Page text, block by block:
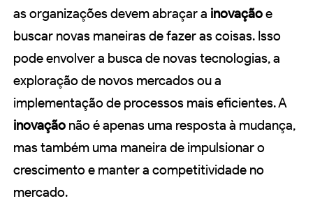
as organizações devem abraçar a inovaçãoe
buscar novas maneiras de fazer as coisas. Isso
pode envolver a busca de novas tecnologias, a
exploração de novos mercados ou a
implementação de processos mais eficientes. A
inovação não é apenas uma resposta à mudança,
mas também uma maneira de impulsionar o
crescimento e manter a competitividade no
mercado.